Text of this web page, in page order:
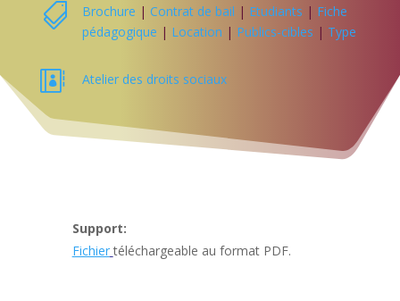
 Brochure | Contrat de bail | Etudiants | Fiche
pédagogique | Location | Publics-cibles | Type
 Atelier des droits sociaux
Support:
Fichier téléchargeable au format PDF.